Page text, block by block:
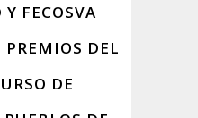
FECOSVA
PREMIOS DEL
DE